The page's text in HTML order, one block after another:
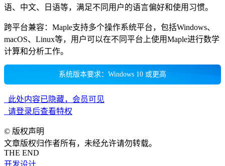
语、中文、日语等，满足不同用户的语言偏好和使用习惯。
跨平台兼容：Maple支持多个操作系统平台，包括Windows、
macOS、Linux等，用户可以在不同平台上使用Maple进行数学
计算和分析工作。
系统版本要求：Windows 10 或更高
此处内容已隐藏，会员可见
请登录后查看特权
© 版权声明
文章版权归作者所有，未经允许请勿转载。
THE END
开发设计